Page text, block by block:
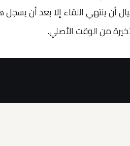
ورفض مارسيال أن ينتهي اللقاء إلا بعد
من الوقت الأصلي.